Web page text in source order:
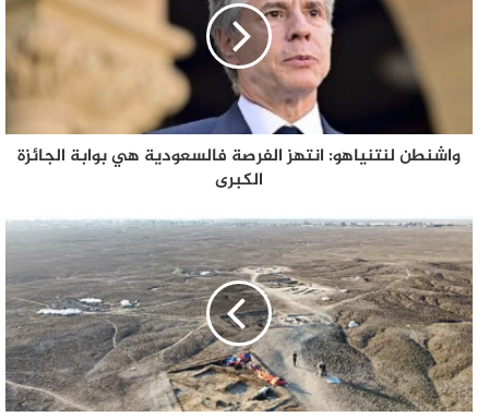
واشنطن لنتنياهو: انتهز الفرصة فالسعودية هي بوابة الجائزة
الكبرى